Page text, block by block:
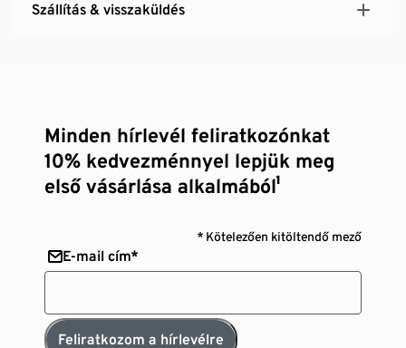
Szállítás & visszaküldés
Minden hírlevél feliratkozónkat
10% kedvezménnyel lepjük meg
első vásárlása alkalmából¹
* Kötelezően kitöltendő mező
E-mail cím*
Feliratkozom a hírlevélre